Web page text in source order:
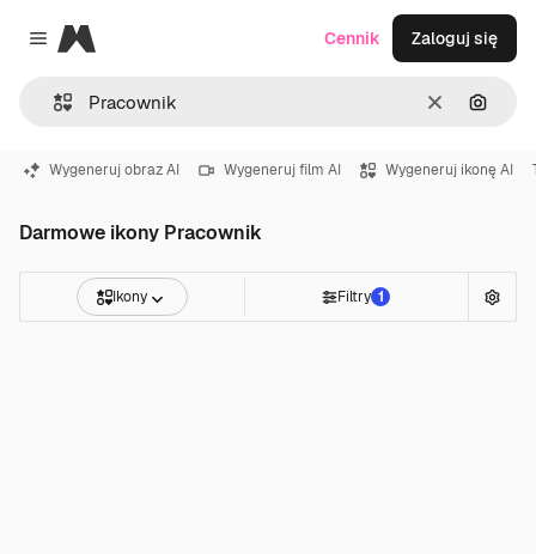
Close menu
Magnific
WyczyśćSzukaj
Cennik Zaloguj się
Wygeneruj obraz AI Wygeneruj film AI Wygeneruj ikonę AI
Darmowe ikony Pracownik
Ikony Filtry 1